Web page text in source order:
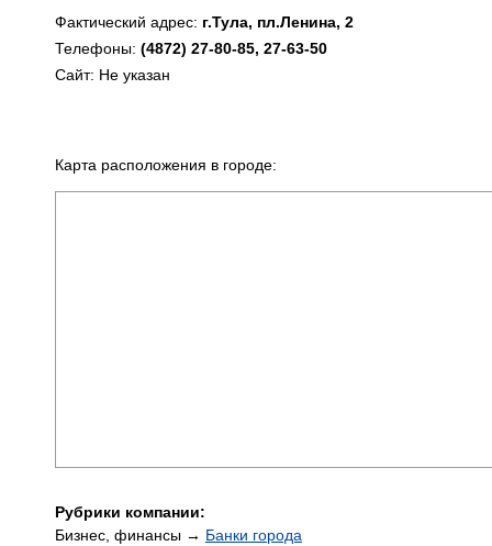
Фактический адрес: г.Тула, пл.Ленина, 2
Телефоны: (4872) 27-80-85, 27-63-50
Сайт: Не указан
Карта расположения в городе:
Рубрики компании:
Бизнес, финансы → Банки города